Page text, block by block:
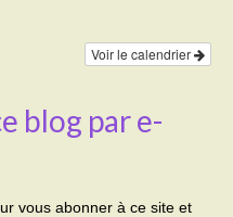
Voir le calendrier
blog par e-
vous abonner à ce site et